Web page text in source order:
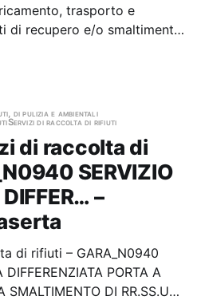
trasporto e
di recupero e/o smaltimento
SpA, situati nell'Area
di pulizia e ambientali
Servizi di raccolta di rifiuti
di raccolta di
SERVIZIO
–
di rifiuti – GARA_N0940
DIFFERENZIATA PORTA A
SMALTIMENTO DI RR.SS.UU.